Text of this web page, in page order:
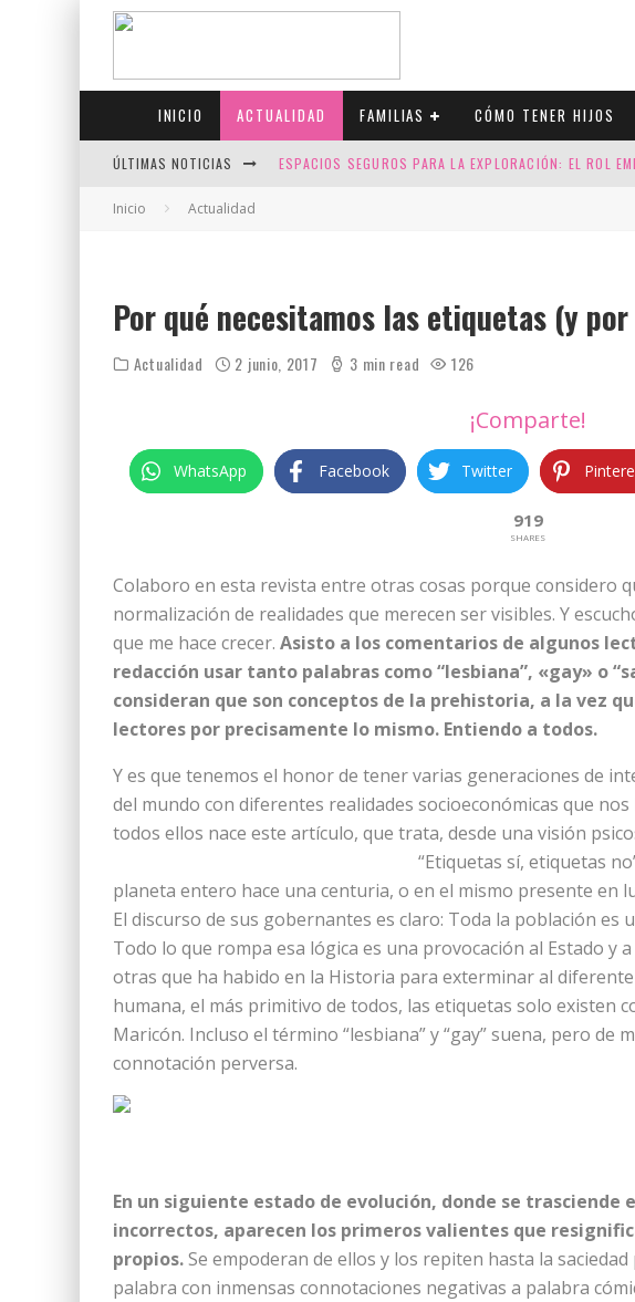
INICIO ACTUALIDAD FAMILIAS CÓMO TENER HIJOS
ÚLTIMAS NOTICIAS ESPACIOS SEGUROS PARA LA EXPLORACIÓN: EL ROL
Inicio Actualidad
Por qué necesitamos las etiquetas (y
Actualidad 2 junio, 2017 3 min read 126
¡Comparte!
WhatsApp Facebook Twitter
919
SHARES
Colaboro en esta revista entre otras cosas porque considero
normalización de realidades que merecen ser visibles. Y
que me hace crecer. Asisto a los comentarios de algunos
redacción usar tanto palabras como “lesbiana”, «gay» o
consideran que son conceptos de la prehistoria, a la vez
lectores por precisamente lo mismo. Entiendo a todos.
Y es que tenemos el honor de tener varias generaciones de
del mundo con diferentes realidades socioeconómicas que nos
todos ellos nace este artículo, que trata, desde una visión
“Etiquetas sí, etiquetas
planeta entero hace una centuria, o en el mismo presente en
El discurso de sus gobernantes es claro: Toda la población es
Todo lo que rompa esa lógica es una provocación al Estado y
otras que ha habido en la Historia para exterminar al
humana, el más primitivo de todos, las etiquetas solo existen
Maricón. Incluso el término “lesbiana” y “gay” suena, pero de
connotación perversa.
En un siguiente estado de evolución, donde se trasciende
incorrectos, aparecen los primeros valientes que
propios.Se empoderan de ellos y los repiten hasta la
palabra con inmensas connotaciones negativas a palabra